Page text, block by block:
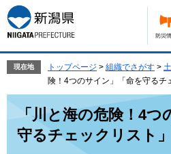
ー
ジ
の
で
ニ
ュ
ー
ば
現在地 トップページ > 組織でさがす >
険！4つのサイン」「命を守るチ
「川と海の危険！4
守るチェックリスト」